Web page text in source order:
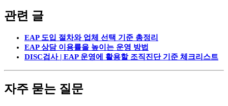
관련 글
EAP 도입 절차와 업체 선택 기준 총정리
EAP 상담 이용률을 높이는 운영 방법
DISC검사 | EAP 운영에 활용할 조직진단 기준 체크리스트
자주 묻는 질문